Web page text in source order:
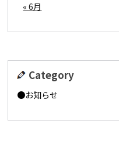
« 6月
Category
お知らせ